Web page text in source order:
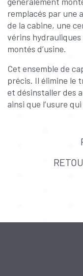
remplacés par une
de la cabine, une
vérins
montés d’usine.
Cet ensemble de
précis. Il élimine le
et désinstaller des
ainsi que l’usure